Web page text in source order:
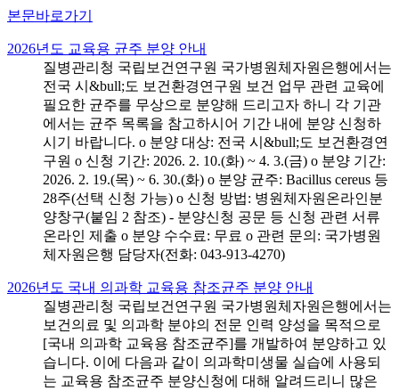
본문바로가기
2026년도 교육용 균주 분양 안내
질병관리청 국립보건연구원 국가병원체자원은행에서는
전국 시&bull;도 보건환경연구원 보건 업무 관련 교육에
필요한 균주를 무상으로 분양해 드리고자 하니 각 기관
에서는 균주 목록을 참고하시어 기간 내에 분양 신청하
시기 바랍니다. o 분양 대상: 전국 시&bull;도 보건환경연
구원 o 신청 기간: 2026. 2. 10.(화) ~ 4. 3.(금) o 분양 기간:
2026. 2. 19.(목) ~ 6. 30.(화) o 분양 균주: Bacillus cereus 등
28주(선택 신청 가능) o 신청 방법: 병원체자원온라인분
양창구(붙임 2 참조) - 분양신청 공문 등 신청 관련 서류
온라인 제출 o 분양 수수료: 무료 o 관련 문의: 국가병원
체자원은행 담당자(전화: 043-913-4270)
2026년도 국내 의과학 교육용 참조균주 분양 안내
질병관리청 국립보건연구원 국가병원체자원은행에서는
보건의료 및 의과학 분야의 전문 인력 양성을 목적으로
[국내 의과학 교육용 참조균주]를 개발하여 분양하고 있
습니다. 이에 다음과 같이 의과학미생물 실습에 사용되
는 교육용 참조균주 분양신청에 대해 알려드리니 많은